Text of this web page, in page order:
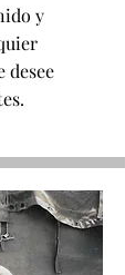
y
desee